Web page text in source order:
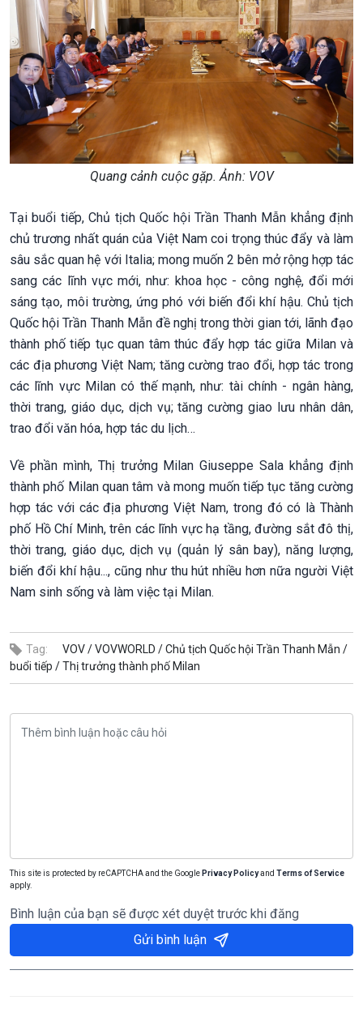
Quang cảnh cuộc gặp. Ảnh: VOV
Tại buổi tiếp, Chủ tịch Quốc hội Trần Thanh Mẫn khẳng định
chủ trương nhất quán của Việt Nam coi trọng thúc đẩy và làm
sâu sắc quan hệ với Italia; mong muốn 2 bên mở rộng hợp tác
sang các lĩnh vực mới, như: khoa học - công nghệ, đổi mới
sáng tạo, môi trường, ứng phó với biến đổi khí hậu. Chủ tịch
Quốc hội Trần Thanh Mẫn đề nghị trong thời gian tới, lãnh đạo
thành phố tiếp tục quan tâm thúc đẩy hợp tác giữa Milan và
các địa phương Việt Nam; tăng cường trao đổi, hợp tác trong
các lĩnh vực Milan có thế mạnh, như: tài chính - ngân hàng,
thời trang, giáo dục, dịch vụ; tăng cường giao lưu nhân dân,
trao đổi văn hóa, hợp tác du lịch…
Về phần mình, Thị trưởng Milan Giuseppe Sala khẳng định
thành phố Milan quan tâm và mong muốn tiếp tục tăng cường
hợp tác với các địa phương Việt Nam, trong đó có là Thành
phố Hồ Chí Minh, trên các lĩnh vực hạ tầng, đường sắt đô thị,
thời trang, giáo dục, dịch vụ (quản lý sân bay), năng lượng,
biến đổi khí hậu..., cũng như thu hút nhiều hơn nữa người Việt
Nam sinh sống và làm việc tại Milan.
Tag: VOV /VOVWORLD /Chủ tịch Quốc hội Trần Thanh Mẫn /
buổi tiếp /Thị trưởng thành phố Milan
This site is protected by reCAPTCHA and the Google Privacy Policyand Terms of Service
apply.
Bình luận của bạn sẽ được xét duyệt trước khi đăng
Gửi bình luận